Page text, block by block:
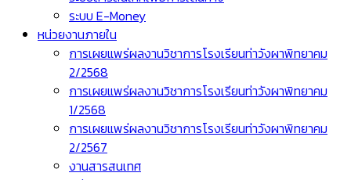
ระบบ E-Money
หน่วยงานภายใน
การเผยแพร่ผลงานวิชาการโรงเรียนท่าวังผาพิทยาคม
2/2568
การเผยแพร่ผลงานวิชาการโรงเรียนท่าวังผาพิทยาคม
1/2568
การเผยแพร่ผลงานวิชาการโรงเรียนท่าวังผาพิทยาคม
2/2567
งานสารสนเทศ